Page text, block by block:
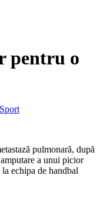
pentru o
Sport
pulmonară, după
a unui picior
echipa de handbal